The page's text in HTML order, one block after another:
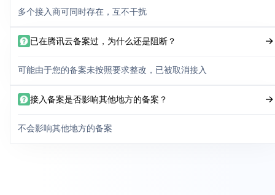
多个接入商可同时存在，互不干扰
已在腾讯云备案过，为什么还是阻断？
可能由于您的备案未按照要求整改，已被取消接入
接入备案是否影响其他地方的备案？
不会影响其他地方的备案